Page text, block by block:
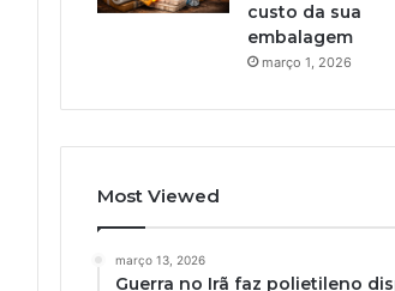
custo da sua
embalagem
março 1, 2026
Most Viewed
março 13, 2026
Guerra no Irã faz polietileno